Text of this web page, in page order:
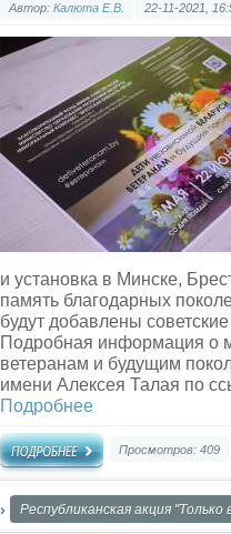
Автор: Калюта Е.В. 22-11-2021,
и установка в Минске,
память благодарных
будут добавлены
Подробная информация о
ветеранам и будущим
имени Алексея Талая по
Подробнее
Просмотров: 409
Республиканская акция